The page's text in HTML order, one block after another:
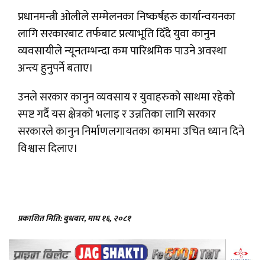
प्रधानमन्त्री ओलीले सम्मेलनका निष्कर्षहरु कार्यान्वयनका
लागि सरकारबाट तर्फबाट प्रत्याभूति दिँदै युवा कानुन
व्यवसायीले न्यूनतम्भन्दा कम पारिश्रमिक पाउने अवस्था
अन्त्य हुनुपर्ने बताए।
उनले सरकार कानुन व्यवसाय र युवाहरुको साथमा रहेको
स्पष्ट गर्दै यस क्षेत्रको भलाइ र उन्नतिका लागि सरकार
सरकारले कानुन निर्माणलगायतका काममा उचित ध्यान दिने
विश्वास दिलाए।
प्रकाशित मिति: बुधबार, माघ १६, २०८१